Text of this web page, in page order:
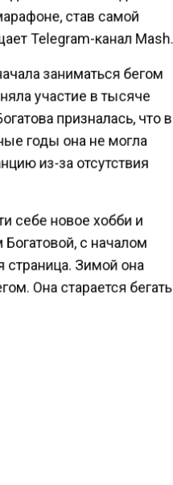
став самой
Telegram-канал Mash.
заниматься бегом
участие в тысяче
призналась, что в
годы она не могла
из-за отсутствия
себе новое хобби и
с началом
страница. Зимой она
Она старается бегать
время – не